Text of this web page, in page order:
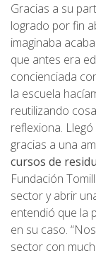
Gracias a su
logrado por fin
imaginaba
que antes era
concienciada
la escuela
reutilizando
reflexiona. Llegó
gracias a una
cursos de
Fundación
sector y abrir
entendió que la
en su caso.
sector con